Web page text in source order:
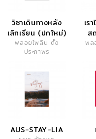
วิชาเดินทางหลัง
เลิกเรียน (ปกใหม่)
พลอยไพลิน ตั้ง
ประภาพร
เร
ส
พล
AUS-STAY-LIA